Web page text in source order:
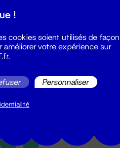
!
cookies soient utilisés de façon
améliorer votre expérience sur
Personnaliser